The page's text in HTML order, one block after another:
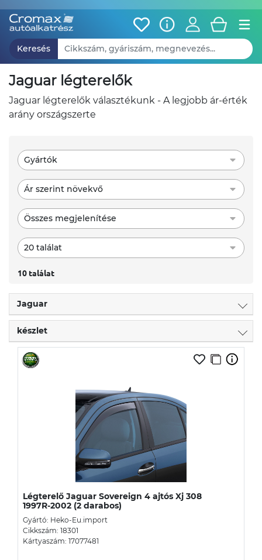
Keresés
jaguar légterelők
jaguar légterelők választékunk - A legjobb ár-érték
arány országszerte
Gyártók
Ár szerint növekvő
Összes megjelenítése
20 találat
10 találat
Jaguar
készlet
Légterelő Jaguar Sovereign 4 ajtós Xj 308
1997R-2002 (2 darabos)
Gyártó: Heko-Eu.import
Cikkszám: 18301
Kártyaszám: 17077481